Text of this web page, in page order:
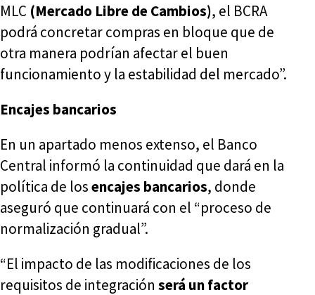
MLC (Mercado Libre de Cambios), el BCRA
podrá concretar compras en bloque que de
otra manera podrían afectar el buen
funcionamiento y la estabilidad del mercado”.
Encajes bancarios
En un apartado menos extenso, el Banco
Central informó la continuidad que dará en la
política de losencajes bancarios, donde
aseguró que continuará con el “proceso de
normalización gradual”.
“El impacto de las modificaciones de los
requisitos de integración será un factor